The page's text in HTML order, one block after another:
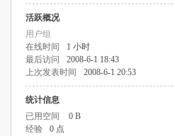
活跃概况
用户组
在线时间
1 小时
最后访问
2008-6-1 18:43
上次发表时间
2008-6-1 20:53
统计信息
已用空间
0 B
经验
0 点